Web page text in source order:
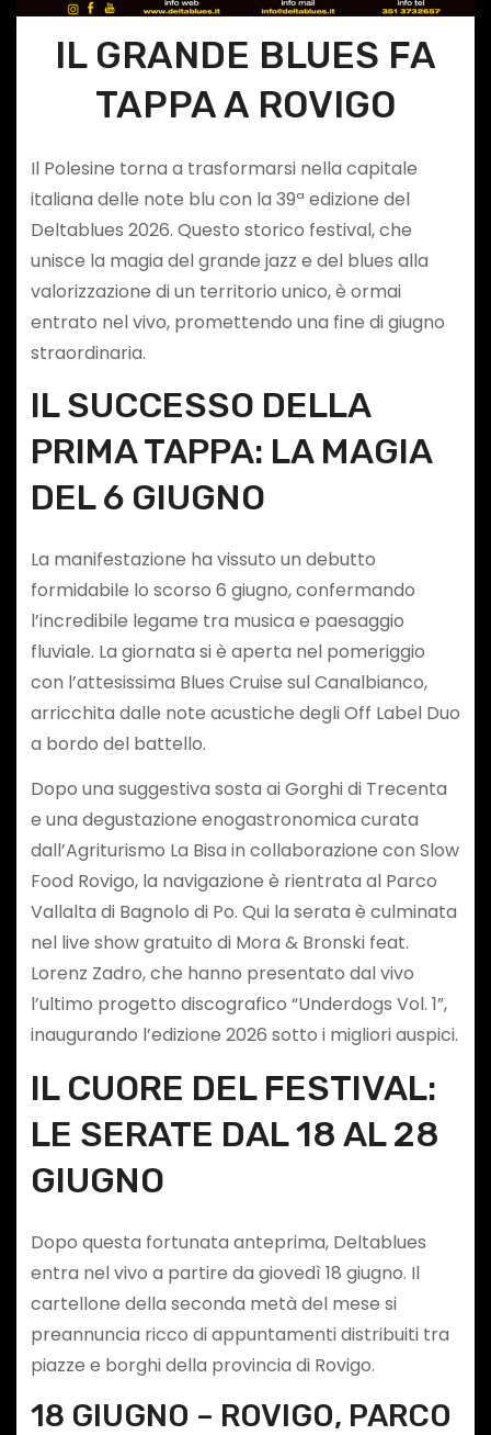
IL GRANDE BLUES FA
TAPPA A ROVIGO
Il Polesine torna a trasformarsi nella capitale
italiana delle note blu con la 39ª edizione del
Deltablues 2026. Questo storico festival, che
unisce la magia del grande jazz e del blues alla
valorizzazione di un territorio unico, è ormai
entrato nel vivo, promettendo una fine di giugno
straordinaria.
IL SUCCESSO DELLA
PRIMA TAPPA: LA MAGIA
DEL 6 GIUGNO
La manifestazione ha vissuto un debutto
formidabile lo scorso 6 giugno, confermando
l’incredibile legame tra musica e paesaggio
fluviale. La giornata si è aperta nel pomeriggio
con l’attesissima Blues Cruise sul Canalbianco,
arricchita dalle note acustiche degli Off Label Duo
a bordo del battello.
Dopo una suggestiva sosta ai Gorghi di Trecenta
e una degustazione enogastronomica curata
dall’Agriturismo La Bisa in collaborazione con Slow
Food Rovigo, la navigazione è rientrata al Parco
Vallalta di Bagnolo di Po. Qui la serata è culminata
nel live show gratuito di Mora & Bronski feat.
Lorenz Zadro, che hanno presentato dal vivo
l’ultimo progetto discografico “Underdogs Vol. 1”,
inaugurando l’edizione 2026 sotto i migliori auspici.
IL CUORE DEL FESTIVAL:
LE SERATE DAL 18 AL 28
GIUGNO
Dopo questa fortunata anteprima, Deltablues
entra nel vivo a partire da giovedì 18 giugno. Il
cartellone della seconda metà del mese si
preannuncia ricco di appuntamenti distribuiti tra
piazze e borghi della provincia di Rovigo.
18 GIUGNO – ROVIGO, PARCO